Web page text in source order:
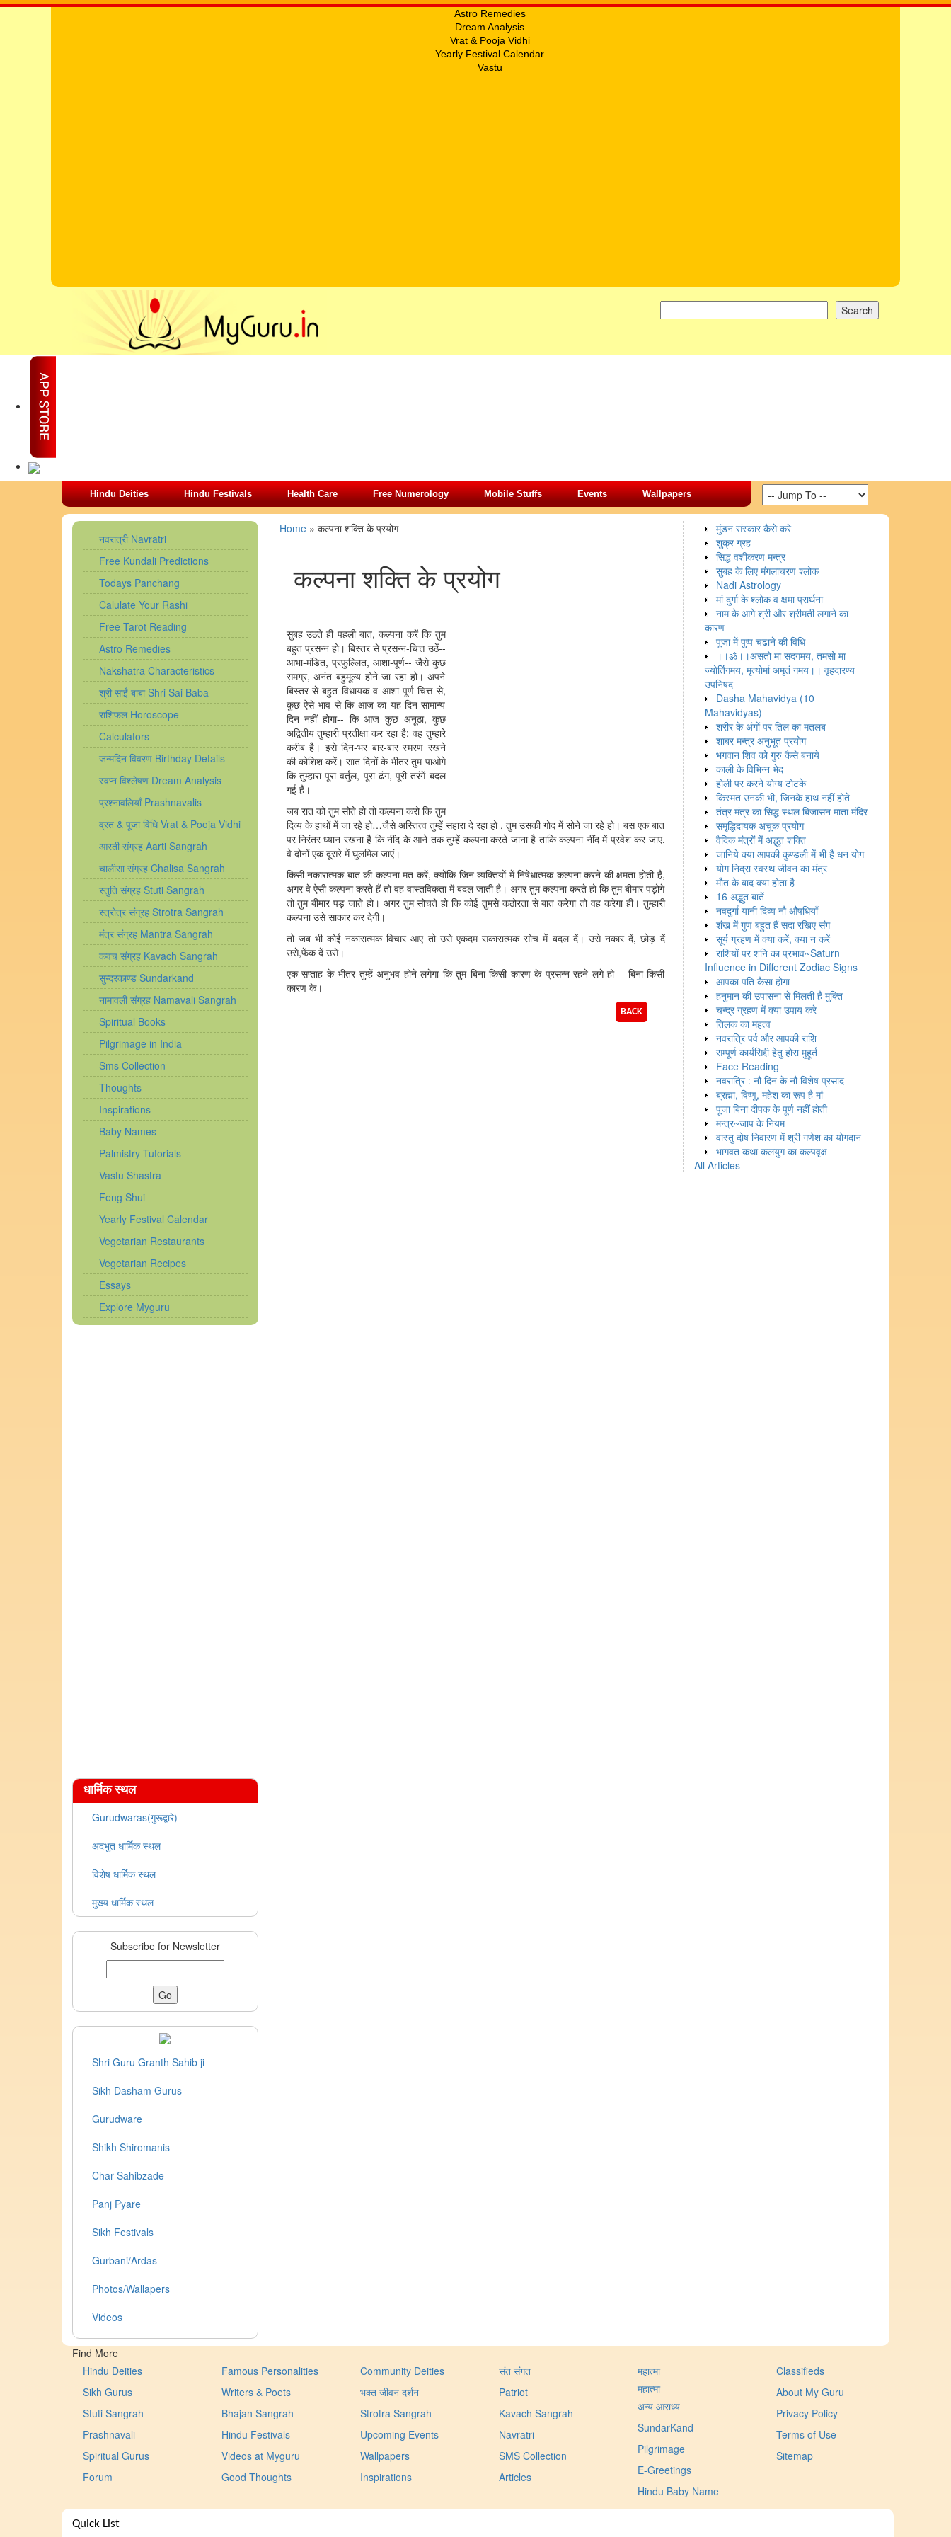
Astro Remedies
Dream Analysis
Vrat & Pooja Vidhi
Yearly Festival Calendar
Vastu
Hindu Deities Hindu Festivals Health Care Free Numerology Mobile Stuffs Events Wallpapers
नवरात्री Navratri
Free Kundali Predictions
Todays Panchang
Calulate Your Rashi
Free Tarot Reading
Astro Remedies
Nakshatra Characteristics
श्री साईं बाबा Shri Sai Baba
राशिफल Horoscope
Calculators
जन्मदिन विवरण Birthday Details
स्वप्न विश्लेषण Dream Analysis
प्रश्नावलियाँ Prashnavalis
व्रत & पूजा विधि Vrat & Pooja Vidhi
आरती संग्रह Aarti Sangrah
चालीसा संग्रह Chalisa Sangrah
स्तुति संग्रह Stuti Sangrah
स्त्रोत्र संग्रह Strotra Sangrah
मंत्र संग्रह Mantra Sangrah
कवच संग्रह Kavach Sangrah
सुन्दरकाण्ड Sundarkand
नामावली संग्रह Namavali Sangrah
Spiritual Books
Pilgrimage in India
Sms Collection
Thoughts
Inspirations
Baby Names
Palmistry Tutorials
Vastu Shastra
Feng Shui
Yearly Festival Calendar
Vegetarian Restaurants
Vegetarian Recipes
Essays
Explore Myguru
धार्मिक स्थल
Gurudwaras(गुरूद्वारे)
अदभुत धार्मिक स्थल
विशेष धार्मिक स्थल
मुख्य धार्मिक स्थल
Subscribe for Newsletter
Shri Guru Granth Sahib ji
Sikh Dasham Gurus
Gurudware
Shikh Shiromanis
Char Sahibzade
Panj Pyare
Sikh Festivals
Gurbani/Ardas
Photos/Wallapers
Videos
Home» कल्पना शक्ति के प्रयोग
कल्पना शक्ति के प्रयोग
सुबह उठते ही पहली बात, कल्पना करें कि तुम
बहुत प्रसन्न हो। बिस्तर से प्रसन्न-चित्त उठें--
आभा-मंडित, प्रफुल्लित, आशा-पूर्ण-- जैसे कुछ
समग्र, अनंत बहुमूल्य होने जा रहा हो। अपने
बिस्तर से बहुत विधायक व आशा-पूर्ण चित्त से,
कुछ ऐसे भाव से कि आज का यह दिन सामान्य
दिन नहीं होगा-- कि आज कुछ अनूठा, कुछ
अद्वितीय तुम्हारी प्रतीक्षा कर रहा है; वह तुम्हारे
करीब है। इसे दिन-भर बार-बार स्मरण रखने
की कोशिश करें। सात दिनों के भीतर तुम पाओगे
कि तुम्हारा पूरा वर्तुल, पूराढंग, पूरी तरंगें बदल
गई हैं।
जब रात को तुम सोते हो तो कल्पना करो कि तुम
दिव्य के हाथों में जा रहे हो…जैसे अस्तित्व तुम्हें सहारा दे रहा हो , तुम उसकी गोद में सोने जा रहे हो। बस एक बात
पर निरंतर ध्यान रखना है कि नींद के आने तक तुम्हें कल्पना करते जाना है ताकि कल्पना नींद में प्रवेश कर जाए,
वे दोनों एक दूसरे में घुलमिल जाएं।
किसी नकारात्मक बात की कल्पना मत करें, क्योंकि जिन व्यक्तियों में निषेधात्मक कल्पना करने की क्षमता होती है,
अगर वे ऐसी कल्पना करते हैं तो वह वास्तविकता में बदल जाती है। अगर तुम कल्पना करते हो कि तुम बीमार पड़ोगे
तो तुम बीमार पड़ जाते हो। अगर तुम सोचते हो कि कोई तुमसे कठोरता से बात करेगा तो वह करेगा ही। तुम्हारी
कल्पना उसे साकार कर देगी।
तो जब भी कोई नकारात्मक विचार आए तो उसे एकदम सकारात्मक सोच में बदल दें। उसे नकार दें, छोड़ दें
उसे,फेंक दें उसे।
एक सप्ताह के भीतर तुम्हें अनुभव होने लगेगा कि तुम बिना किसी कारण के प्रसन्न रहने लगे हो— बिना किसी
कारण के।
BACK
मुंडन संस्कार कैसे करे
शुक्र ग्रह
सिद्ध वशीकरण मन्त्र
सुबह के लिए मंगलाचरण श्लोक
Nadi Astrology
मां दुर्गा के श्लोक व क्षमा प्रार्थना
नाम के आगे श्री और श्रीमती लगाने का
कारण
पूजा में पुष्प चढाने की विधि
।।ॐ।।असतो मा सदगमय, तमसो मा
ज्योर्तिगमय, मृत्योर्मा अमृतं गमय।। वृहदारण्य
उपनिषद
Dasha Mahavidya (10
Mahavidyas)
शरीर के अंगों पर तिल का मतलब
शाबर मन्त्र अनुभूत प्रयोग
भगवान शिव को गुरु कैसे बनाये
काली के विभिन्न भेद
होली पर करने योग्य टोटके
किस्मत उनकी भी, जिनके हाथ नहीं होते
तंत्र मंत्र का सिद्ध स्थल बिजासन माता मंदिर
समृद्धिदायक अचूक प्रयोग
वैदिक मंत्रों में अद्भुत शक्ति
जानिये क्या आपकी कुण्डली में भी है धन योग
योग निद्रा स्वस्थ जीवन का मंत्र
मौत के बाद क्या होता है
16 अद्भुत बातें
नवदुर्गा यानी दिव्य नौ औषधियाँ
शंख में गुण बहुत हैं सदा रखिए संग
सूर्य ग्रहण में क्या करें, क्या न करें
राशियों पर शनि का प्रभाव~Saturn
Influence in Different Zodiac Signs
आपका पति कैसा होगा
हनुमान की उपासना से मिलती है मुक्ति
चन्द्र ग्रहण में क्या उपाय करे
तिलक का महत्व
नवरात्रि पर्व और आपकी राशि
सम्पूर्ण कार्यसिद्दी हेतु होरा मुहूर्त
Face Reading
नवरात्रि : नौ दिन के नौ विशेष प्रसाद
ब्रह्मा, विष्णु, महेश का रूप है मां
पूजा बिना दीपक के पूर्ण नहीं होती
मन्त्र~जाप के नियम
वास्तु दोष निवारण में श्री गणेश का योगदान
भागवत कथा कलयुग का कल्पवृक्ष
All Articles
Find More
Hindu Deities
Sikh Gurus
Stuti Sangrah
Prashnavali
Spiritual Gurus
Forum
Famous Personalities
Writers & Poets
Bhajan Sangrah
Hindu Festivals
Videos at Myguru
Good Thoughts
Community Deities
भक्त जीवन दर्शन
Strotra Sangrah
Upcoming Events
Wallpapers
Inspirations
संत संगत
Patriot
Kavach Sangrah
Navratri
SMS Collection
Articles
महात्मा
महात्मा
अन्य आराध्य
SundarKand
Pilgrimage
E-Greetings
Hindu Baby Name
Classifieds
About My Guru
Privacy Policy
Terms of Use
Sitemap
Quick List